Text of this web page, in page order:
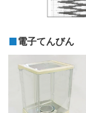
電子てんびん